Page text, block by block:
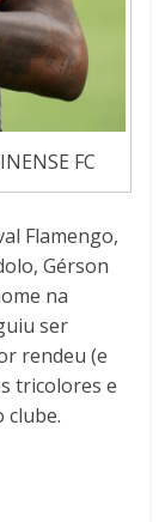
FC
Flamengo,
Gérson
na
ser
rendeu (e
tricolores e
clube.